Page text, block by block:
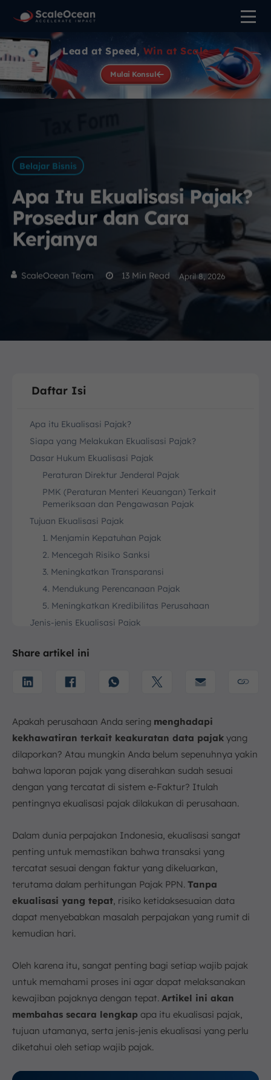
Lead at Speed, Win at Scale
Mulai Konsul
Belajar Bisnis
Apa Itu Ekualisasi Pajak?
Prosedur dan Cara
Kerjanya
ScaleOcean Team 13 Min Read April 8, 2026
Daftar Isi
Apa itu Ekualisasi Pajak?
Siapa yang Melakukan Ekualisasi Pajak?
Dasar Hukum Ekualisasi Pajak
Peraturan Direktur Jenderal Pajak
PMK (Peraturan Menteri Keuangan) Terkait
Pemeriksaan dan Pengawasan Pajak
Tujuan Ekualisasi Pajak
1. Menjamin Kepatuhan Pajak
2. Mencegah Risiko Sanksi
3. Meningkatkan Transparansi
4. Mendukung Perencanaan Pajak
5. Meningkatkan Kredibilitas Perusahaan
Jenis-jenis Ekualisasi Pajak
PPh Keluaran)
PPh Pot/Put)
4. Ekualisasi Data Internal dengan Pihak Ketiga
Contoh Laporan Ekualisasi Pajak
Prosedur Ekualisasi Pajak
1. Kumpulkan Data Keuangan
2. Cocokkan dengan SPT Pajak
3. Identifikasi Selisih
Terintegrasi
Melaporkan Pajak Lebih Mudah dan Otomatis
dengan ScaleOcean
Kesimpulan
FAQ:
Share artikel ini
Apakah perusahaan Anda sering menghadapi
kekhawatiran terkait keakuratan data pajak yang
dilaporkan? Atau mungkin Anda belum sepenuhnya yakin
bahwa laporan pajak yang diserahkan sudah sesuai
dengan yang tercatat di sistem e-Faktur? Itulah
pentingnya ekualisasi pajak dilakukan di perusahaan.
Dalam dunia perpajakan Indonesia, ekualisasi sangat
penting untuk memastikan bahwa transaksi yang
tercatat sesuai dengan faktur yang dikeluarkan,
terutama dalam perhitungan Pajak PPN. Tanpa
ekualisasi yang tepat, risiko ketidaksesuaian data
dapat menyebabkan masalah perpajakan yang rumit di
kemudian hari.
Oleh karena itu, sangat penting bagi setiap wajib pajak
untuk memahami proses ini agar dapat melaksanakan
kewajiban pajaknya dengan tepat. Artikel ini akan
membahas secara lengkap apa itu ekualisasi pajak,
tujuan utamanya, serta jenis-jenis ekualisasi yang perlu
diketahui oleh setiap wajib pajak.